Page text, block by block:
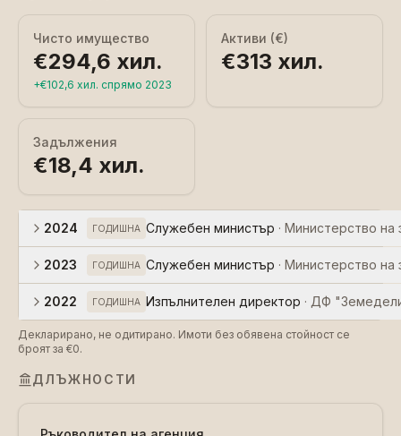
Чисто имущество
€294,6 хил.
+€102,6 хил. спрямо 2023
Активи (€)
€313 хил.
Задължения
€18,4 хил.
2024 ГОДИШНА Служебен министър · Министерство на
2023 ГОДИШНА Служебен министър · Министерство на
2022 ГОДИШНА Изпълнителен директор · ДФ
Декларирано, не одитирано. Имоти без обявена стойност се
броят за €0.
ДЛЪЖНОСТИ